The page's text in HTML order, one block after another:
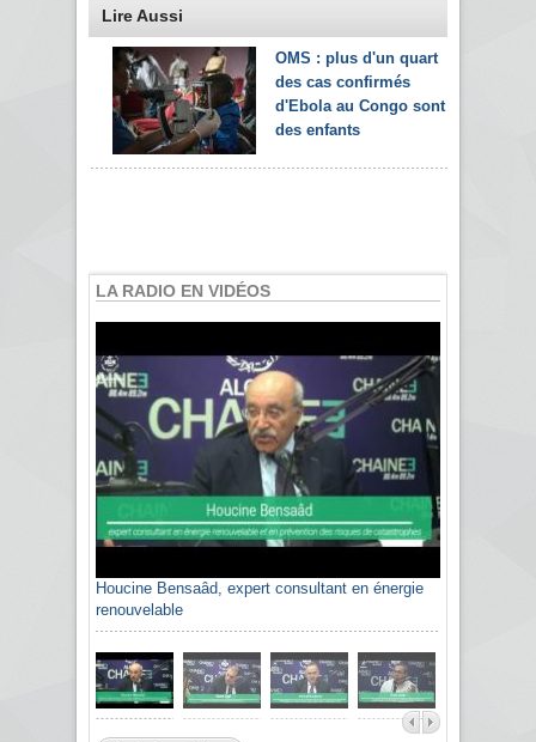
Lire Aussi
OMS : plus d'un quart
des cas confirmés
d'Ebola au Congo sont
des enfants
LA RADIO EN VIDÉOS
Houcine Bensaâd, expert consultant en énergie
renouvelable